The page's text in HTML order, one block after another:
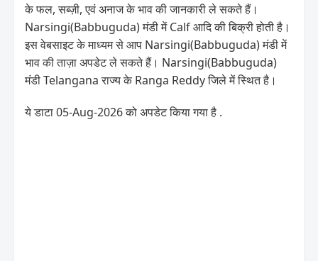
के फल, सब्ज़ी, एवं अनाज के भाव की जानकारी ले सकते हैं।
Narsingi(Babbuguda) मंडी में Calf आदि की बिक्री होती है।
इस वेबसाइट के माध्यम से आप Narsingi(Babbuguda) मंडी में
भाव की ताज़ा अपडेट ले सकते हैं। Narsingi(Babbuguda)
मंडी Telangana राज्य के Ranga Reddy जिले में स्थित है।
ये डाटा 05-Aug-2026 को अपडेट किया गया है .